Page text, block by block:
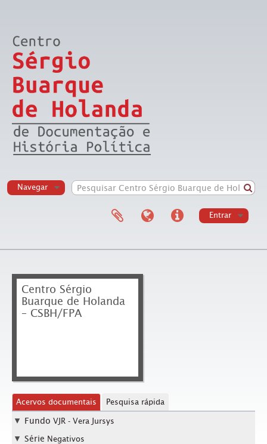
Navegar
Entrar
Centro Sérgio
Buarque de Holanda
– CSBH/FPA
Acervos documentais Pesquisa rápida
Fundo VJR - Vera Jursys
Série Negativos